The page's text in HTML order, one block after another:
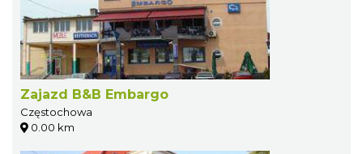
Zajazd B&B Embargo
Częstochowa
0.00 km